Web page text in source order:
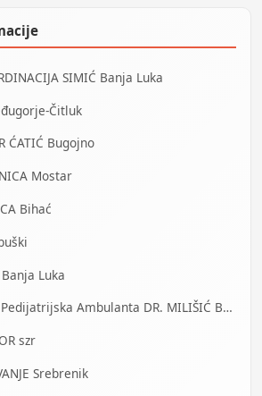
SIMIĆ Banja Luka
Čitluk
ĆATIĆ Bugojno
Mostar
Bihać
Banja Luka
Z.U. Specijalistička Pedijatrijska Ambulanta DR. MILIŠIĆ Banja Luka
szr
Srebrenik